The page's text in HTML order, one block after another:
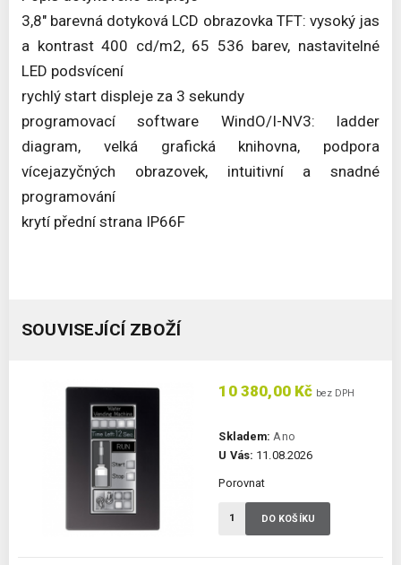
3,8" barevná dotyková LCD obrazovka TFT: vysoký jas
a kontrast 400 cd/m2, 65 536 barev, nastavitelné
LED podsvícení
rychlý start displeje za 3 sekundy
programovací software WindO/I-NV3: ladder
diagram, velká grafická knihovna, podpora
vícejazyčných obrazovek, intuitivní a snadné
programování
krytí přední strana IP66F
SOUVISEJÍCÍ ZBOŽÍ
10 380,00 Kč bez DPH
Skladem: Ano
U Vás: 11.08.2026
Porovnat
DO KOŠÍKU